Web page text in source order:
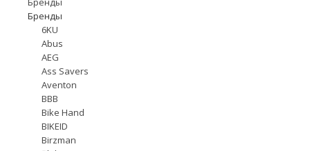
Бренды
6KU
Abus
AEG
Ass Savers
Aventon
BBB
Bike Hand
BIKEID
Birzman